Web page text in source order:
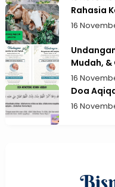
Rahasia
16
Mudah,
16
Doa
16